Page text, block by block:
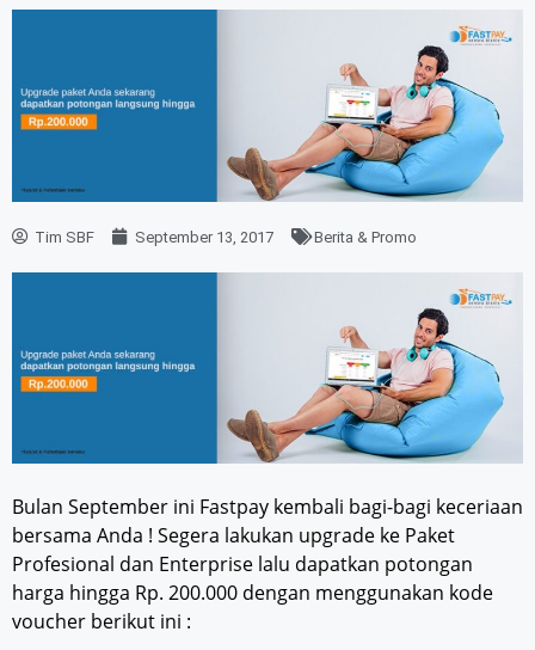
Tim SBF September 13, 2017 Berita & Promo
Bulan September ini Fastpay kembali bagi-bagi keceriaan
bersama Anda ! Segera lakukan upgrade ke Paket
Profesional dan Enterprise lalu dapatkan potongan
harga hingga Rp. 200.000 dengan menggunakan kode
voucher berikut ini :